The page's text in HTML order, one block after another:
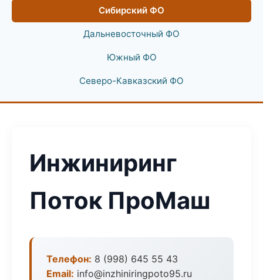
Сибирский ФО
Дальневосточный ФО
Южный ФО
Северо-Кавказский ФО
Инжиниринг
Поток ПроМаш
Телефон: 8 (998) 645 55 43
Email: info@inzhiniringpoto95.ru